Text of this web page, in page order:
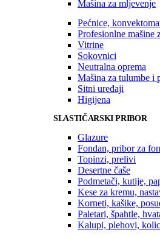
Mašina za mljevenje
Pećnice,
Profesionlne mašine
Vitrine
Sokovnici
Neutralna oprema
Mašina za tulumbe i
Sitni uređaji
Higijena
SLASTIČARSKI PRIBOR
Glazure
Fondan, pribor za
Topinzi, prelivi
Desertne čaše
Podmetači, kutije,
Kese za kremu,
Korneti, kašike,
Paletari, špahtle,
Kalupi, plehovi,